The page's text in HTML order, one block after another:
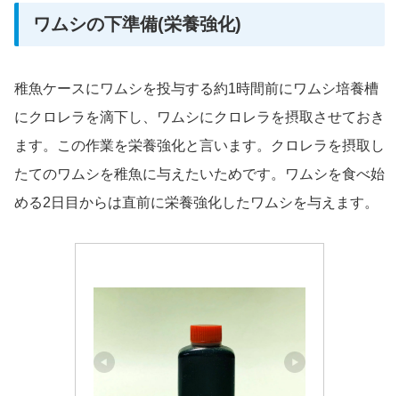
ワムシの下準備(栄養強化)
稚魚ケースにワムシを投与する約1時間前にワムシ培養槽
にクロレラを滴下し、ワムシにクロレラを摂取させておき
ます。この作業を栄養強化と言います。クロレラを摂取し
たてのワムシを稚魚に与えたいためです。ワムシを食べ始
める2日目からは直前に栄養強化したワムシを与えます。